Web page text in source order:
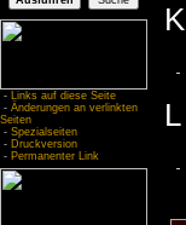
- Links auf diese Seite
- Änderungen an verlinkten
Seiten
- Spezialseiten
- Druckversion
- Permanenter Link
K
L